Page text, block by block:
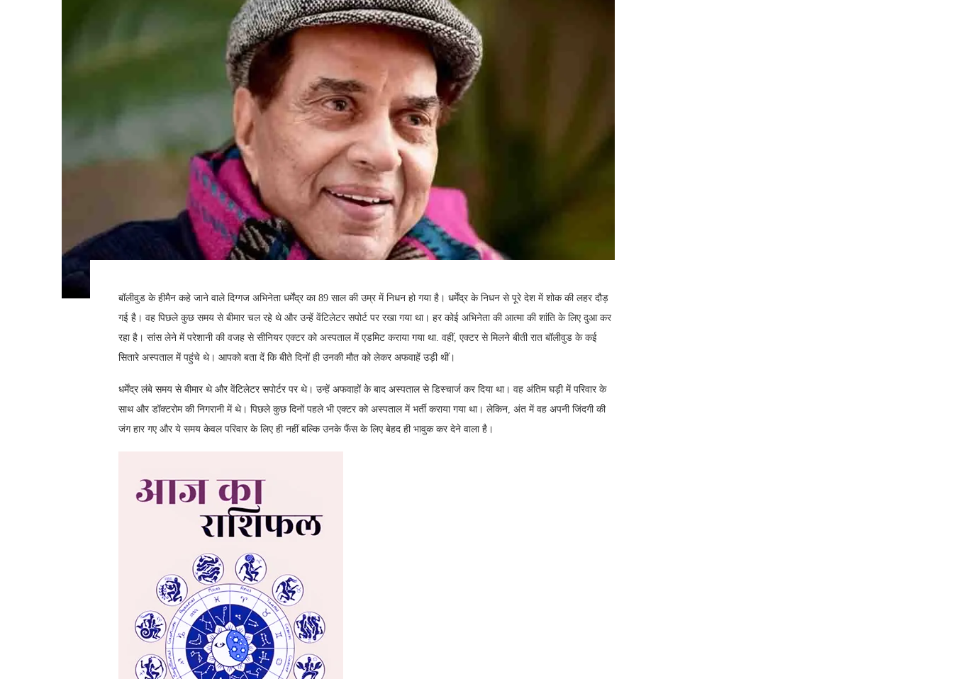
बॉलीवुड के हीमैन कहे जाने वाले दिग्गज अभिनेता धर्मेंद्र का 89 साल की उम्र में निधन हो गया है। धर्मेंद्र के निधन से पूरे देश में शोक की लहर दौड़
गई है। वह पिछले कुछ समय से बीमार चल रहे थे और उन्हें वेंटिलेटर सपोर्ट पर रखा गया था। हर कोई अभिनेता की आत्मा की शांति के लिए दुआ कर
रहा है। सांस लेने में परेशानी की वजह से सीनियर एक्टर को अस्पताल में एडमिट कराया गया था. वहीं, एक्टर से मिलने बीती रात बॉलीवुड के कई
सितारे अस्पताल में पहुंचे थे। आपको बता दें कि बीते दिनों ही उनकी मौत को लेकर अफवाहें उड़ी थीं।
धर्मेंद्र लंबे समय से बीमार थे और वेंटिलेटर सपोर्टर पर थे। उन्हें अफवाहों के बाद अस्पताल से डिस्चार्ज कर दिया था। वह अंतिम घड़ी में परिवार के
साथ और डॉक्टरोम की निगरानी में थे। पिछले कुछ दिनों पहले भी एक्टर को अस्पताल में भर्ती कराया गया था। लेकिन, अंत में वह अपनी जिंदगी की
जंग हार गए और ये समय केवल परिवार के लिए ही नहीं बल्कि उनके फैंस के लिए बेहद ही भावुक कर देने वाला है।